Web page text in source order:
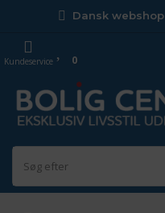
Dansk webshop
Kundeservice 0